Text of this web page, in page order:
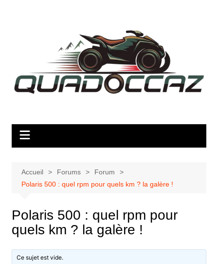
Accueil Forums
Forum
Polaris 500 : quel rpm pour quels km ? la galère !
Polaris 500 : quel rpm pour
quels km ? la galère !
Ce sujet est vide.